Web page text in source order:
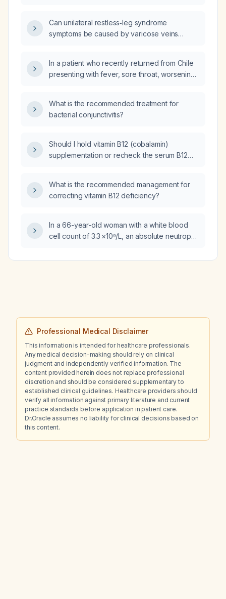
Can unilateral restless‑leg syndrome
symptoms be caused by varicose veins
In a patient who recently returned from Chile
presenting with fever, sore throat, worsening
ordered?
What is the recommended treatment for
bacterial conjunctivitis?
Should I hold vitamin B12 (cobalamin)
supplementation or recheck the serum B12
measured five months ago?
What is the recommended management for
correcting vitamin B12 deficiency?
In a 66-year-old woman with a white blood
cell count of 3.3 ×10⁹/L, an absolute neutrophil
an absolute lymphocyte count of 0.4 ×10⁹/L
Professional Medical Disclaimer
This information is intended for healthcare professionals.
Any medical decision-making should rely on clinical
judgment and independently verified information. The
content provided herein does not replace professional
discretion and should be considered supplementary to
established clinical guidelines. Healthcare providers should
verify all information against primary literature and current
practice standards before application in patient care.
Dr.Oracle assumes no liability for clinical decisions based on
this content.